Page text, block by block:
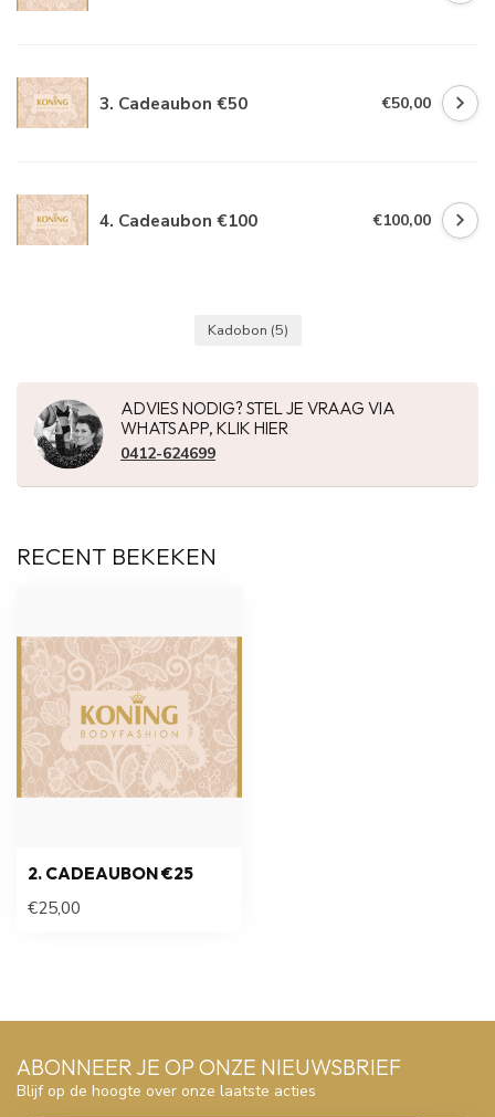
3. Cadeaubon €50 €50,00
4. Cadeaubon €100 €100,00
Kadobon (5)
ADVIES NODIG? STEL JE VRAAG VIA
WHATSAPP, KLIK HIER
0412-624699
RECENT BEKEKEN
2. CADEAUBON €25
€25,00
ABONNEER JE OP ONZE NIEUWSBRIEF
Blijf op de hoogte over onze laatste acties